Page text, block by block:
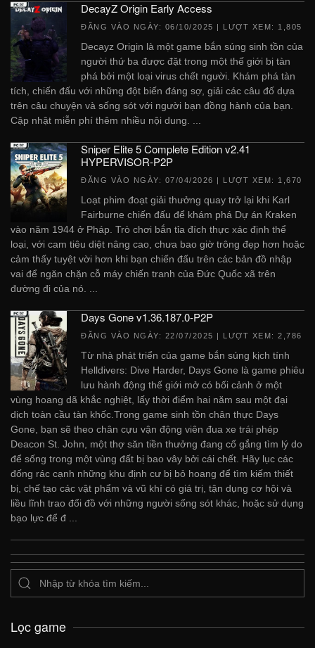
DecayZ Origin Early Access
ĐĂNG VÀO NGÀY: 06/10/2025 | LƯỢT XEM: 1,805
Decayz Origin là một game bắn súng sinh tồn của
người thứ ba được đặt trong một thế giới bị tàn
phá bởi một loại virus chết người. Khám phá tàn
tích, chiến đấu với những đột biến đáng sợ, giải các câu đố dựa
trên câu chuyện và sống sót với người bạn đồng hành của bạn.
Cập nhật miễn phí thêm nhiều nội dung. ...
Sniper Elite 5 Complete Edition v2.41
HYPERVISOR-P2P
ĐĂNG VÀO NGÀY: 07/04/2026 | LƯỢT XEM: 1,670
Loạt phim đoạt giải thưởng quay trở lại khi Karl
Fairburne chiến đấu để khám phá Dự án Kraken
vào năm 1944 ở Pháp. Trò chơi bắn tỉa đích thực xác định thể
loại, với cam tiêu diệt nâng cao, chưa bao giờ trông đẹp hơn hoặc
cảm thấy tuyệt vời hơn khi bạn chiến đấu trên các bản đồ nhập
vai để ngăn chặn cỗ máy chiến tranh của Đức Quốc xã trên
đường đi của nó. ...
Days Gone v1.36.187.0-P2P
ĐĂNG VÀO NGÀY: 22/07/2025 | LƯỢT XEM: 2,786
Từ nhà phát triển của game bắn súng kịch tính
Helldivers: Dive Harder, Days Gone là game phiêu
lưu hành động thế giới mở có bối cảnh ở một
vùng hoang dã khắc nghiệt, lấy thời điểm hai năm sau một đại
dịch toàn cầu tàn khốc.Trong game sinh tồn chân thực Days
Gone, bạn sẽ theo chân cựu vận động viên đua xe trái phép
Deacon St. John, một thợ săn tiền thưởng đang cố gắng tìm lý do
để sống trong một vùng đất bị bao vây bởi cái chết. Hãy lục các
đống rác cạnh những khu định cư bị bỏ hoang để tìm kiếm thiết
bị, chế tạo các vật phẩm và vũ khí có giá trị, tận dụng cơ hội và
liều lĩnh trao đổi đồ với những người sống sót khác, hoặc sử dụng
bạo lực để đ ...
Lọc game